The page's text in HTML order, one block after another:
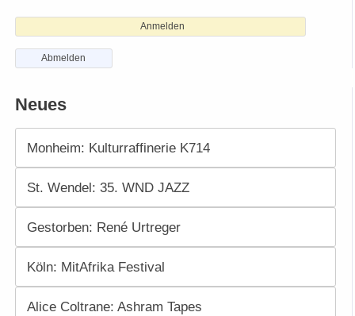
Anmelden
Abmelden
Neues
Monheim: Kulturraffinerie K714
St. Wendel: 35. WND JAZZ
Gestorben: René Urtreger
Köln: MitAfrika Festival
Alice Coltrane: Ashram Tapes